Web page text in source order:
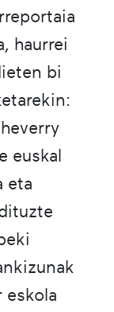
haurrei
bi
euskal
eta
eskola